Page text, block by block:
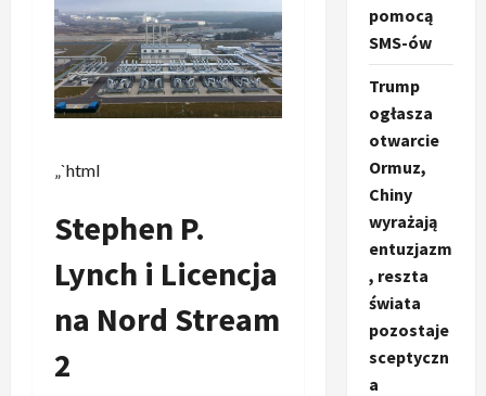
„`html
Stephen P.
Lynch i Licencja
na Nord Stream
2
pomocą
SMS-ów
Trump
ogłasza
otwarcie
Ormuz,
Chiny
wyrażają
entuzjazm
, reszta
świata
pozostaje
sceptyczn
a